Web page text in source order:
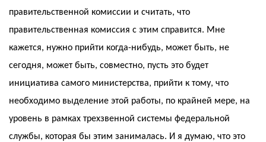
правительственной комиссии и считать, что
правительственная комиссия с этим справится. Мне
кажется, нужно прийти когда-нибудь, может быть, не
сегодня, может быть, совместно, пусть это будет
инициатива самого министерства, прийти к тому, что
необходимо выделение этой работы, по крайней мере, на
уровень в рамках трехзвенной системы федеральной
службы, которая бы этим занималась. И я думаю, что это